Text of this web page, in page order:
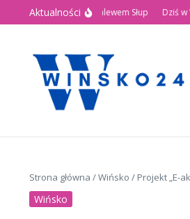
Przejdź do treści
Aktualności
Święto nad Zalewem Słup Dziś w
Strona główna /Wińsko / Projekt „E-
Wińsko